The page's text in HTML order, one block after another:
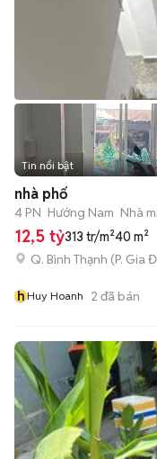
Tin nổi bật
nhà phố
4 PN Hướng Nam Nhà
12,5 tỷ313 tr/m²40 m²
Q. Bình Thạnh (P. Gia
hHuy Hoanh 2 đã bán